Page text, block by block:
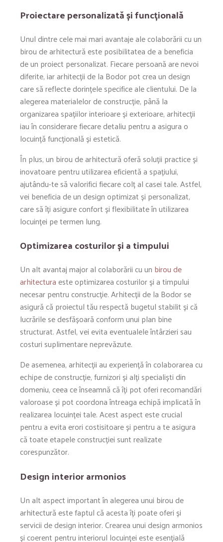
Proiectare personalizată și funcțională
Unul dintre cele mai mari avantaje ale colaborării cu un
birou de arhitectură este posibilitatea de a beneficia
de un proiect personalizat. Fiecare persoană are nevoi
diferite, iar arhitecții de la Bodor pot crea un design
care să reflecte dorințele specifice ale clientului. De la
alegerea materialelor de construcție, până la
organizarea spațiilor interioare și exterioare, arhitecții
iau în considerare fiecare detaliu pentru a asigura o
locuință funcțională și estetică.
În plus, un birou de arhitectură oferă soluții practice și
inovatoare pentru utilizarea eficientă a spațiului,
ajutându-te să valorifici fiecare colț al casei tale. Astfel,
vei beneficia de un design optimizat și personalizat,
care să îți asigure confort și flexibilitate în utilizarea
locuinței pe termen lung.
Optimizarea costurilor și a timpului
Un alt avantaj major al colaborării cu un birou de
arhitectura este optimizarea costurilor și a timpului
necesar pentru construcție. Arhitecții de la Bodor se
asigură că proiectul tău respectă bugetul stabilit și că
lucrările se desfășoară conform unui plan bine
structurat. Astfel, vei evita eventualele întârzieri sau
costuri suplimentare neprevăzute.
De asemenea, arhitecții au experiență în colaborarea cu
echipe de construcție, furnizori și alți specialiști din
domeniu, ceea ce înseamnă că îți pot oferi recomandări
valoroase și pot coordona întreaga echipă implicată în
realizarea locuinței tale. Acest aspect este crucial
pentru a evita erori costisitoare și pentru a te asigura
că toate etapele construcției sunt realizate
corespunzător.
Design interior armonios
Un alt aspect important în alegerea unui birou de
arhitectură este faptul că acesta îți poate oferi și
servicii de design interior. Crearea unui design armonios
și coerent pentru interiorul locuinței este esențială